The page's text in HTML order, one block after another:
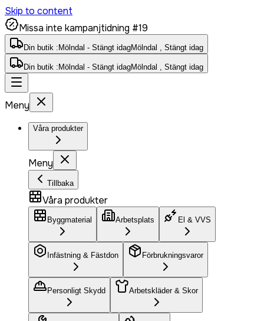
Skip to content
Missa inte kampanjtidning #19
Din butik : Mölndal - Stängt idagMölndal , Stängt idag
Din butik : Mölndal - Stängt idagMölndal , Stängt idag
Meny
Våra produkter
Meny
Tillbaka
Våra produkter
Byggmaterial Arbetsplats El & VVS
Infästning & Fästdon Förbrukningsvaror
Personligt Skydd Arbetskläder & Skor